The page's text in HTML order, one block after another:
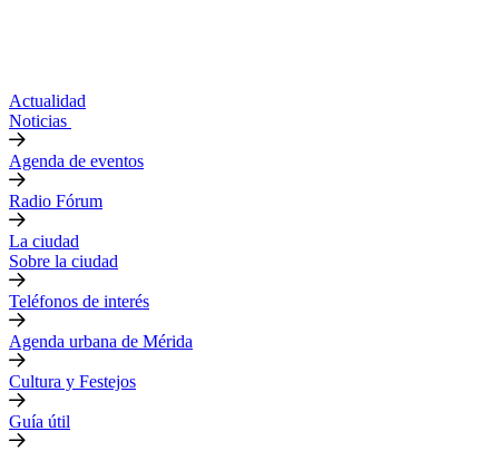
Actualidad
Noticias
Agenda de eventos
Radio Fórum
La ciudad
Sobre la ciudad
Teléfonos de interés
Agenda urbana de Mérida
Cultura y Festejos
Guía útil